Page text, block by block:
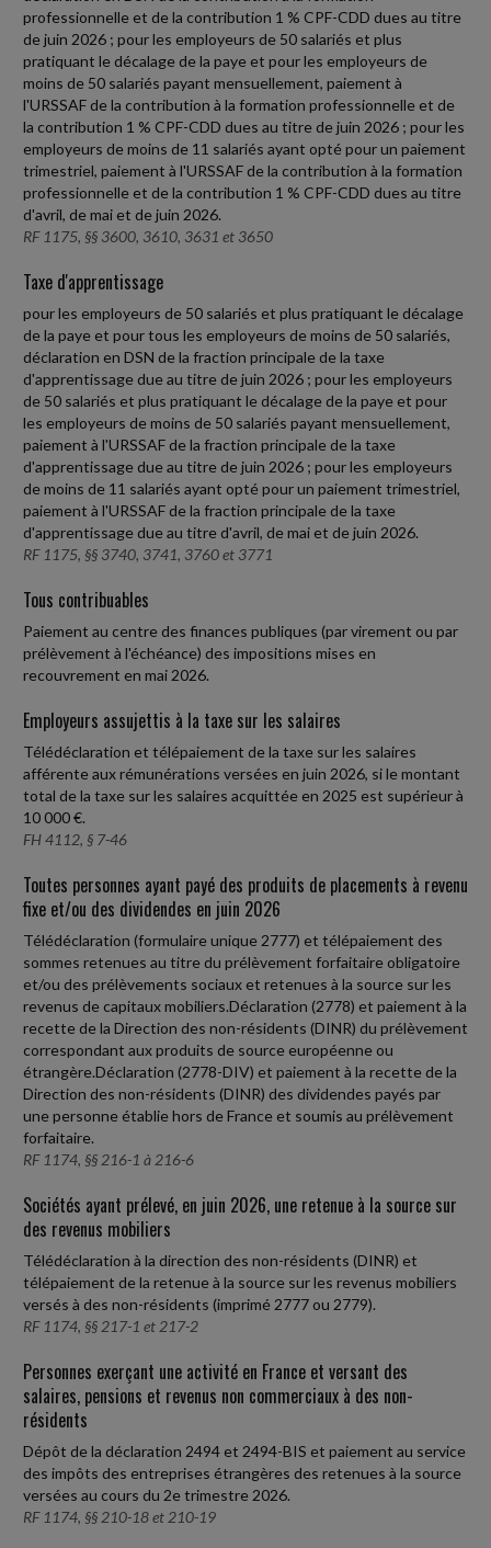
professionnelle et de la contribution 1 % CPF-CDD dues au titre
de juin 2026 ; pour les employeurs de 50 salariés et plus
pratiquant le décalage de la paye et pour les employeurs de
moins de 50 salariés payant mensuellement, paiement à
l'URSSAF de la contribution à la formation professionnelle et de
la contribution 1 % CPF-CDD dues au titre de juin 2026 ; pour les
employeurs de moins de 11 salariés ayant opté pour un paiement
trimestriel, paiement à l'URSSAF de la contribution à la formation
professionnelle et de la contribution 1 % CPF-CDD dues au titre
d'avril, de mai et de juin 2026.
RF 1175, §§ 3600, 3610, 3631 et 3650
Taxe d'apprentissage
pour les employeurs de 50 salariés et plus pratiquant le décalage
de la paye et pour tous les employeurs de moins de 50 salariés,
déclaration en DSN de la fraction principale de la taxe
d'apprentissage due au titre de juin 2026 ; pour les employeurs
de 50 salariés et plus pratiquant le décalage de la paye et pour
les employeurs de moins de 50 salariés payant mensuellement,
paiement à l'URSSAF de la fraction principale de la taxe
d'apprentissage due au titre de juin 2026 ; pour les employeurs
de moins de 11 salariés ayant opté pour un paiement trimestriel,
paiement à l'URSSAF de la fraction principale de la taxe
d'apprentissage due au titre d'avril, de mai et de juin 2026.
RF 1175, §§ 3740, 3741, 3760 et 3771
Tous contribuables
Paiement au centre des finances publiques (par virement ou par
prélèvement à l'échéance) des impositions mises en
recouvrement en mai 2026.
Employeurs assujettis à la taxe sur les salaires
Télédéclaration et télépaiement de la taxe sur les salaires
afférente aux rémunérations versées en juin 2026, si le montant
total de la taxe sur les salaires acquittée en 2025 est supérieur à
10 000 €.
FH 4112, § 7-46
Toutes personnes ayant payé des produits de placements à revenu
fixe et/ou des dividendes en juin 2026
Télédéclaration (formulaire unique 2777) et télépaiement des
sommes retenues au titre du prélèvement forfaitaire obligatoire
et/ou des prélèvements sociaux et retenues à la source sur les
revenus de capitaux mobiliers.Déclaration (2778) et paiement à la
recette de la Direction des non-résidents (DINR) du prélèvement
correspondant aux produits de source européenne ou
étrangère.Déclaration (2778-DIV) et paiement à la recette de la
Direction des non-résidents (DINR) des dividendes payés par
une personne établie hors de France et soumis au prélèvement
forfaitaire.
RF 1174, §§ 216-1 à 216-6
Sociétés ayant prélevé, en juin 2026, une retenue à la source sur
des revenus mobiliers
Télédéclaration à la direction des non-résidents (DINR) et
télépaiement de la retenue à la source sur les revenus mobiliers
versés à des non-résidents (imprimé 2777 ou 2779).
RF 1174, §§ 217-1 et 217-2
Personnes exerçant une activité en France et versant des
salaires, pensions et revenus non commerciaux à des non-
résidents
Dépôt de la déclaration 2494 et 2494-BIS et paiement au service
des impôts des entreprises étrangères des retenues à la source
versées au cours du 2e trimestre 2026.
RF 1174, §§ 210-18 et 210-19